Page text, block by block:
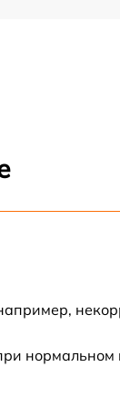
нормальном